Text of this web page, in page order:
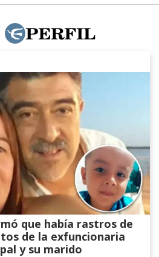
que había rastros de
de la exfuncionaria
y su marido